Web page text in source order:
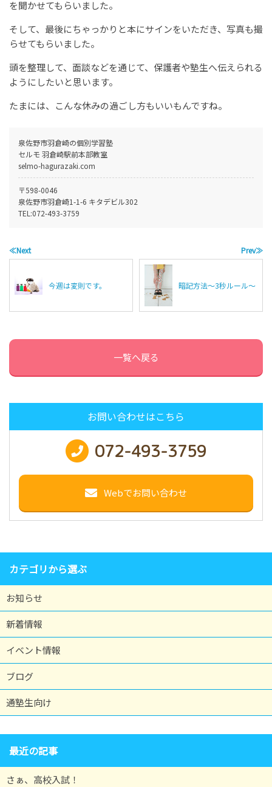
を聞かせてもらいました。
そして、最後にちゃっかりと本にサインをいただき、写真も撮
らせてもらいました。
頭を整理して、面談などを通じて、保護者や塾生へ伝えられる
ようにしたいと思います。
たまには、こんな休みの過ごし方もいいもんですね。
泉佐野市羽倉崎の個別学習塾
セルモ 羽倉崎駅前本部教室
selmo-hagurazaki.com
〒598-0046
泉佐野市羽倉崎1-1-6 キタデビル302
TEL:072-493-3759
≪Next
今週は変則です。
Prev≫
暗記方法～3秒ルール～
一覧へ戻る
お問い合わせはこちら
072-493-3759
Webでお問い合わせ
カテゴリから選ぶ
お知らせ
新着情報
イベント情報
ブログ
通塾生向け
最近の記事
さぁ、高校入試！